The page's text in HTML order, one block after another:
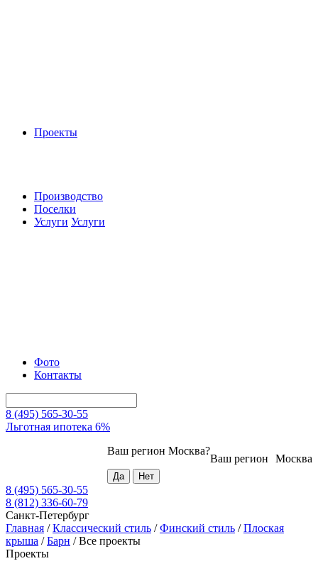
Проекты
Производство
Поселки
Услуги Услуги
Фото
Контакты
8 (495) 565-30-55
Льготная ипотека 6%
Москва
Ваш регион
Ваш регион Москва?
8 (495) 565-30-55
8 (812) 336-60-79
Санкт-Петербург
Главная /Классический стиль /Финский стиль /Плоская
крыша /Барн /Все проекты
Проекты